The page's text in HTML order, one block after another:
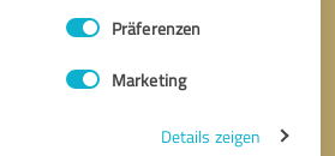
Präferenzen
Marketing
Details zeigen